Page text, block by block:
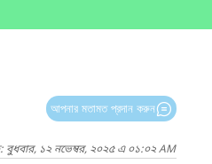
আপনার মতামত প্রদান করুন
বুধবার, ১২ নভেম্বর, ২০২৫ এ ০১:০২ AM